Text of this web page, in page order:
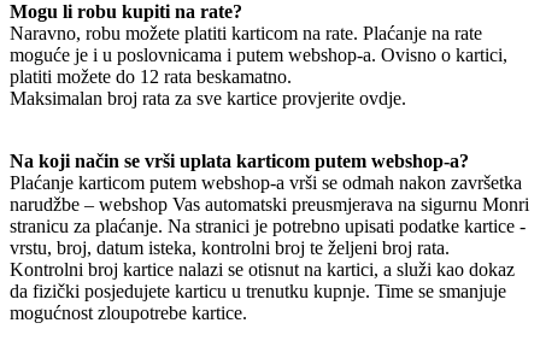
Mogu li robu kupiti na rate?
Naravno, robu možete platiti karticom na rate. Plaćanje na rate
moguće je i u poslovnicama i putem webshop-a. Ovisno o kartici,
platiti možete do 12 rata beskamatno.
Maksimalan broj rata za sve kartice provjerite ovdje.
Na koji način se vrši uplata karticom putem webshop-a?
Plaćanje karticom putem webshop-a vrši se odmah nakon završetka
narudžbe – webshop Vas automatski preusmjerava na sigurnu Monri
stranicu za plaćanje. Na stranici je potrebno upisati podatke kartice -
vrstu, broj, datum isteka, kontrolni broj te željeni broj rata.
Kontrolni broj kartice nalazi se otisnut na kartici, a služi kao dokaz
da fizički posjedujete karticu u trenutku kupnje. Time se smanjuje
mogućnost zloupotrebe kartice.